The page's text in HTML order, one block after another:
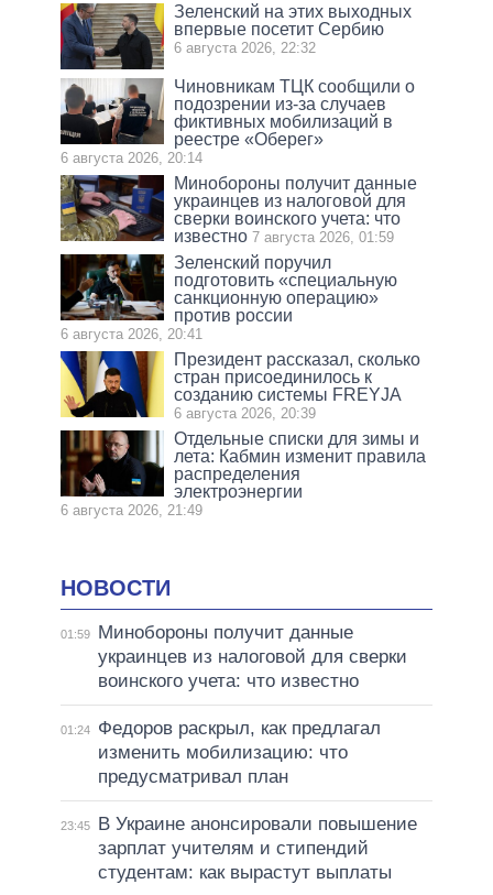
Зеленский на этих выходных
впервые посетит Сербию
6 августа 2026, 22:32
Чиновникам ТЦК сообщили о
подозрении из-за случаев
фиктивных мобилизаций в
реестре «Оберег»
6 августа 2026, 20:14
Минобороны получит данные
украинцев из налоговой для
сверки воинского учета: что
известно 7 августа 2026, 01:59
Зеленский поручил
подготовить «специальную
санкционную операцию»
против россии
6 августа 2026, 20:41
Президент рассказал, сколько
стран присоединилось к
созданию системы FREYJA
6 августа 2026, 20:39
Отдельные списки для зимы и
лета: Кабмин изменит правила
распределения
электроэнергии
6 августа 2026, 21:49
НОВОСТИ
01:59
Минобороны получит данные
украинцев из налоговой для сверки
воинского учета: что известно
01:24
Федоров раскрыл, как предлагал
изменить мобилизацию: что
предусматривал план
23:45
В Украине анонсировали повышение
зарплат учителям и стипендий
студентам: как вырастут выплаты